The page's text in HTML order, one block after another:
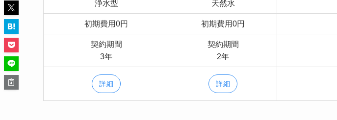
浄水型 天然水
初期費用0円 初期費用0円
契約期間
3年
契約期間
2年
詳細 詳細